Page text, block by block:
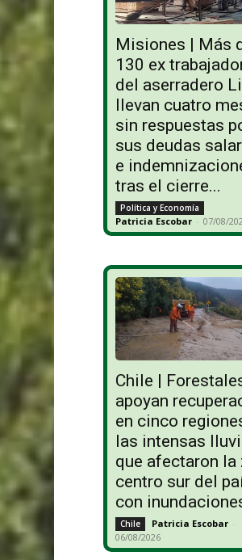
Misiones | Más
130 ex
del aserradero
llevan cuatro
sin respuestas
sus deudas
e
tras el cierre...
Política y Economía
Patricia Escobar - 07/08/
Chile |
apoyan
en cinco
las intensas
que afectaron la
centro sur del
con
Chile Patricia Escobar -
06/08/2026